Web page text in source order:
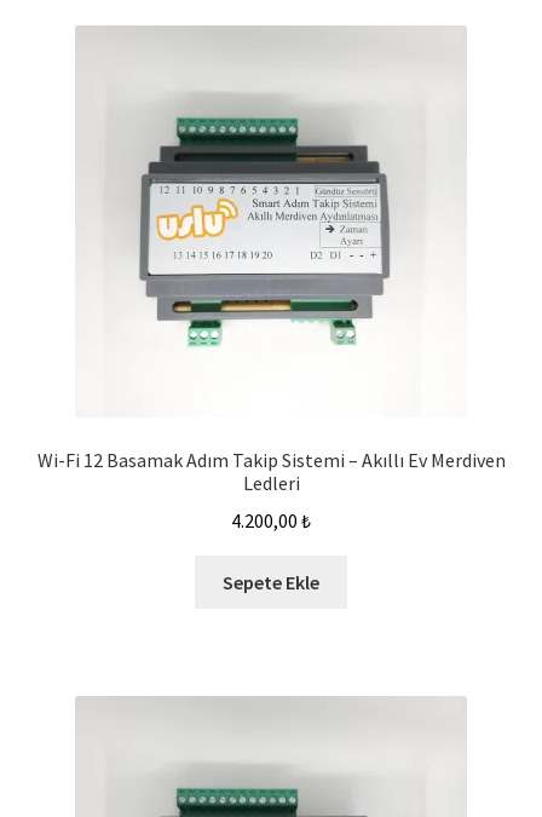
Wi-Fi 12 Basamak Adım Takip Sistemi – Akıllı Ev Merdiven
Ledleri
4.200,00 ₺
Sepete Ekle